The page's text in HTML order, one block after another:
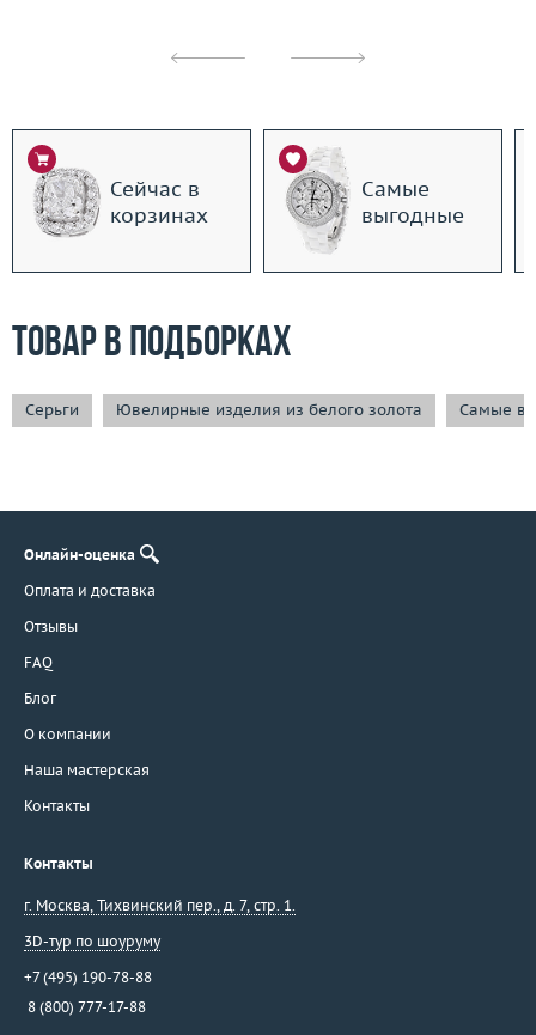
Сейчас в
корзинах
Самые
выгодные
Товар в подборках
Серьги Ювелирные изделия из белого золота Самые
Онлайн-оценка
Оплата и доставка
Отзывы
FAQ
Блог
О компании
Наша мастерская
Контакты
Контакты
г. Москва, Тихвинский пер., д. 7, стр. 1.
3D-тур по шоуруму
+7 (495) 190-78-88
8 (800) 777-17-88